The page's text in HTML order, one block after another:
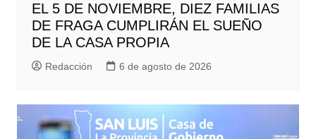
EL 5 DE NOVIEMBRE, DIEZ FAMILIAS
DE FRAGA CUMPLIRÁN EL SUEÑO
DE LA CASA PROPIA
Redacción 6 de agosto de 2026